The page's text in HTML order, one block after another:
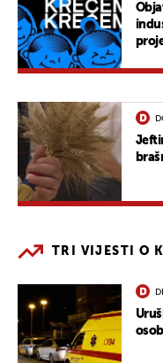
TRI VIJESTI O